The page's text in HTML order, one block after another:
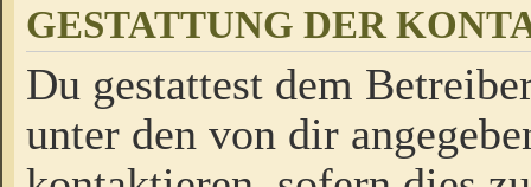
GESTATTUNG DER
Du gestattest dem
unter den von dir